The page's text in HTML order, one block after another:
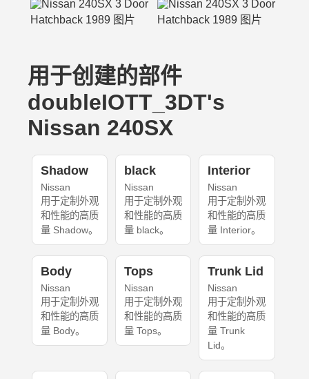
用于创建的部件
doubleIOTT_3DT's
Nissan 240SX
Shadow
Nissan
用于定制外观
和性能的高质
量 Shadow。
black
Nissan
用于定制外观
和性能的高质
量 black。
Interior
Nissan
用于定制外观
和性能的高质
量 Interior。
Body
Nissan
用于定制外观
和性能的高质
量 Body。
Tops
Nissan
用于定制外观
和性能的高质
量 Tops。
Trunk Lid
Nissan
用于定制外观
和性能的高质
量 Trunk
Lid。